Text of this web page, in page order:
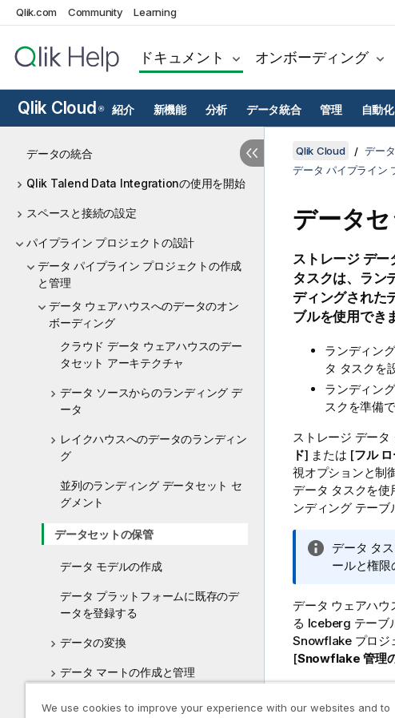
Qlik.com Community Learning
ドキュメント オンボーディング
Qlik Cloud ® 紹介 新機能 分析 データ統合 管理 自動化
データの統合
Qlik Talend Data Integrationの使用を開始
スペースと接続の設定
パイプライン プロジェクトの設計
データ パイプライン プロジェクトの作成
と管理
データ ウェアハウスへのデータのオン
ボーディング
クラウド データ ウェアハウスのデー
タセット アーキテクチャ
データ ソースからのランディング デ
ータ
レイクハウスへのデータのランディン
グ
並列のランディング データセット セ
グメント
データセットの保管
データ モデルの作成
データ プラットフォームに既存のデ
ータを登録する
データの変換
データ マートの作成と管理
ナレッジ マートの作成
Qlik Cloud デー
データ パイプライン
データ
ストレージ デー
タスクは、ラン
ディングされた
ブルを使用でき
ランディン
タ タスクを
ランディン
スクを準備で
ストレージ デー
ド] または [フル
視オプションと制
データ タスクを
ンディング テーブ
情
報
モ
データ タ
ールと権限
データ ウェアハ
る Iceberg テーブ
Snowflake プロジ
[Snowflake 管理
ストレー
We use cookies to improve your experience with our websites and to